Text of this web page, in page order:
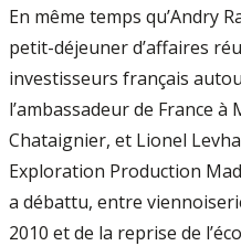
En même temps qu’Andry
petit-déjeuner d’affaires
investisseurs français
l’ambassadeur de France à
Chataignier, et Lionel
Exploration Production
a débattu, entre
2010 et de la reprise de